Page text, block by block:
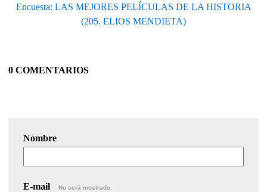
Encuesta: LAS MEJORES PELÍCULAS DE LA HISTORIA
(205. ELIOS MENDIETA)
0 COMENTARIOS
Nombre
E-mail No será mostrado.